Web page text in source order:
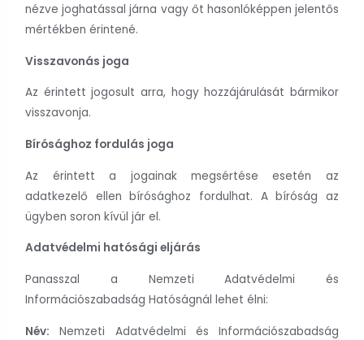
nézve joghatással járna vagy őt hasonlóképpen jelentős
mértékben érintené.
Visszavonás joga
Az érintett jogosult arra, hogy hozzájárulását bármikor
visszavonja.
Bírósághoz fordulás joga
Az érintett a jogainak megsértése esetén az
adatkezelő ellen bírósághoz fordulhat. A bíróság az
ügyben soron kívül jár el.
Adatvédelmi hatósági eljárás
Panasszal a Nemzeti Adatvédelmi és
Információszabadság Hatóságnál lehet élni:
Név: Nemzeti Adatvédelmi és Információszabadság